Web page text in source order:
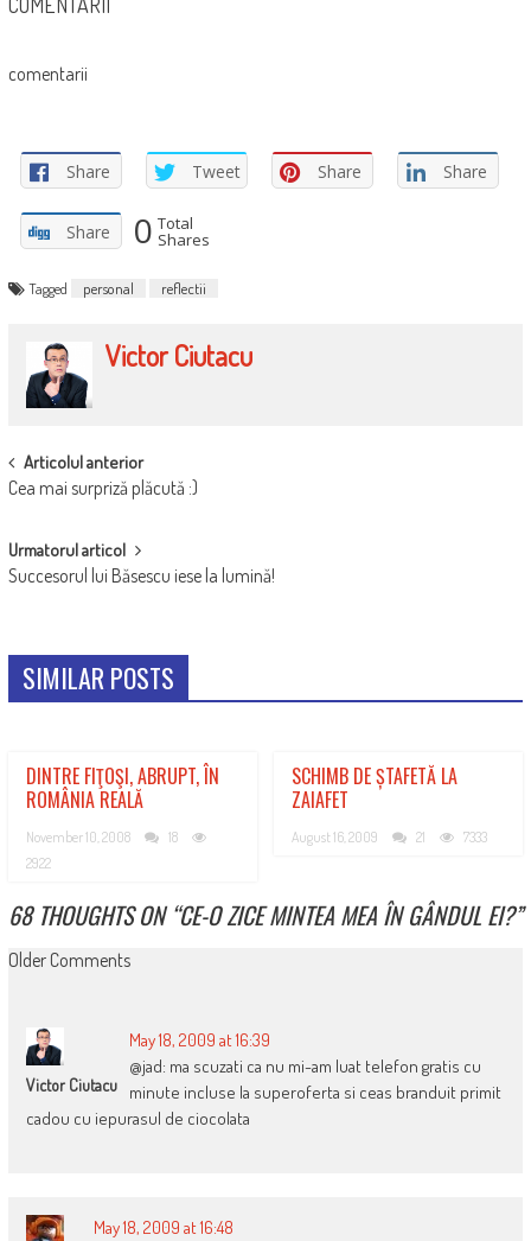
comentarii
Share Tweet Share Share
Share 0 Total
Shares
Tagged personal reflectii
Victor Ciutacu
POST
NAVIGATION
Articolul anterior
Cea mai surpriză plăcută :)
Urmatorul articol
Succesorul lui Băsescu iese la lumină!
SIMILAR POSTS
DINTRE FIŢOŞI, ABRUPT, ÎN
ROMÂNIA REALĂ
November 10, 2008
18
2922
SCHIMB DE ȘTAFETĂ LA
ZAIAFET
August 16, 2009 21 7333
68 THOUGHTS ON “CE-O ZICE MINTEA MEA ÎN GÂNDUL EI?”
COMMENT
Older Comments
Victor Ciutacu
May 18, 2009 at 16:39
@jad: ma scuzati ca nu mi-am luat telefon gratis cu
minute incluse la superoferta si ceas branduit primit
cadou cu iepurasul de ciocolata
May 18, 2009 at 16:48